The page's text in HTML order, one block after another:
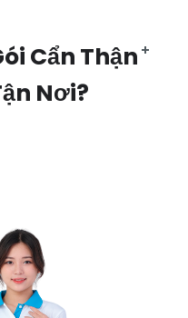
Cẩn Thận
Nơi?